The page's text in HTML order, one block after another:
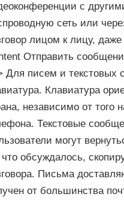
с
сеть или
лицом к лицу,
Отправить
Для писем и текстовых
Клавиатура
независимо от того
Текстовые
могут
что обсуждалось,
Письма
от большинства